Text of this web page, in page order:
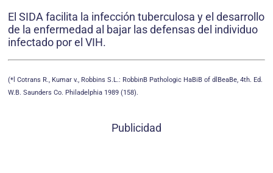
El SIDA facilita la infección tuberculosa y el desarrollo
de la enfermedad al bajar las defensas del individuo
infectado por el VIH.
(*l Cotrans R., Kumar v., Robbins S.L.: RobbinB Pathologic HaBiB of dlBeaBe, 4th. Ed.
W.B. Saunders Co. Philadelphia 1989 (158).
Publicidad